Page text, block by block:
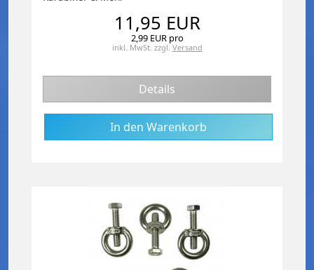
11,95 EUR
2,99 EUR pro
inkl. MwSt. zzgl. Versand
Details